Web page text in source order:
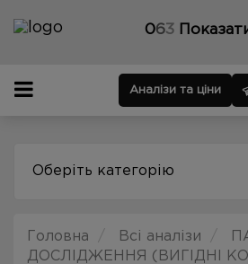
063
Аналізи та ціни
Оберіть категорію
Головна Всі аналізи
ДОСЛІДЖЕННЯ (ВИГІДНІ